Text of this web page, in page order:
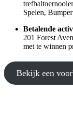
Spelen,
Betalende
201 Forest
met te winnen
Bekijk een